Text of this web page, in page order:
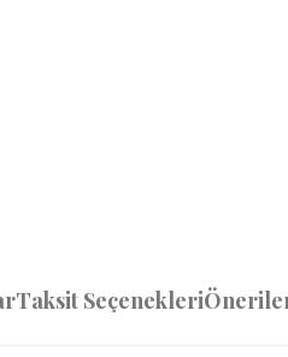
Taksit Seçenekleri